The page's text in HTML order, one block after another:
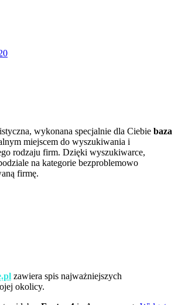
wykonana specjalnie dla Ciebie baza
miejscem do wyszukiwania i
rodzaju firm. Dzięki wyszukiwarce,
na kategorie bezproblemowo
firmę.
zawiera spis najważniejszych
okolicy.